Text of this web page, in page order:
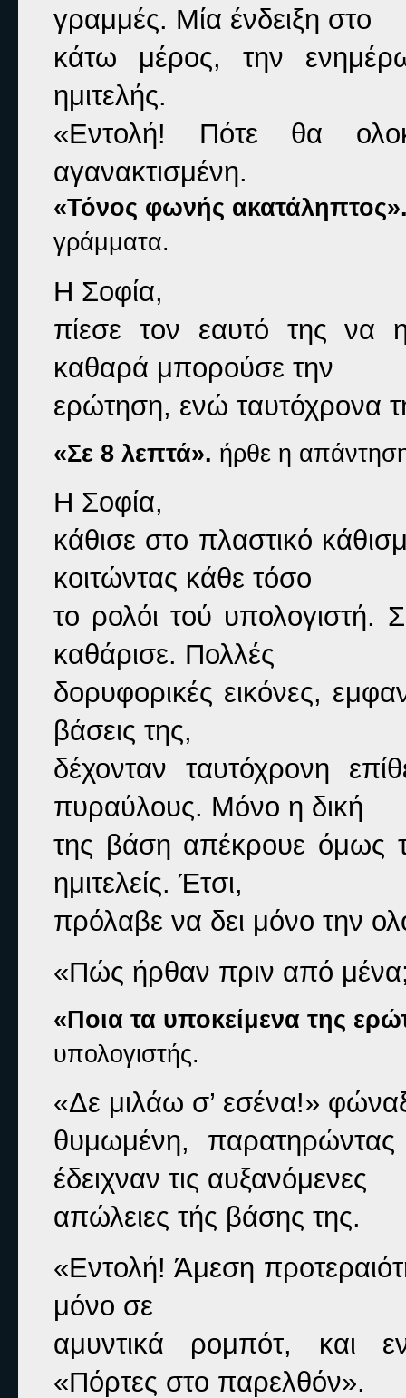
γραμμές. Μία ένδειξη στο
κάτω μέρος, την
ημιτελής.
«Εντολή! Πότε θα
αγανακτισμένη.
«Τόνος φωνής
γράμματα.
Η Σοφία,
πίεσε τον εαυτό της να
καθαρά μπορούσε την
ερώτηση, ενώ ταυτόχρονα
«Σε 8 λεπτά». ήρθε η
Η Σοφία,
κάθισε στο πλαστικό
κοιτώντας κάθε τόσο
το ρολόι τού υπολογιστή.
καθάρισε. Πολλές
δορυφορικές εικόνες,
βάσεις της,
δέχονταν ταυτόχρονη
πυραύλους. Μόνο η δική
της βάση απέκρουε όμως
ημιτελείς. Έτσι,
πρόλαβε να δει μόνο την
«Πώς ήρθαν πριν από
«Ποια τα υποκείμενα της
υπολογιστής.
«Δε μιλάω σ’ εσένα!»
θυμωμένη,
έδειχναν τις αυξανόμενες
απώλειες τής βάσης της.
«Εντολή! Άμεση
μόνο σε
αμυντικά ρομπότ, και
«Πόρτες στο παρελθόν».